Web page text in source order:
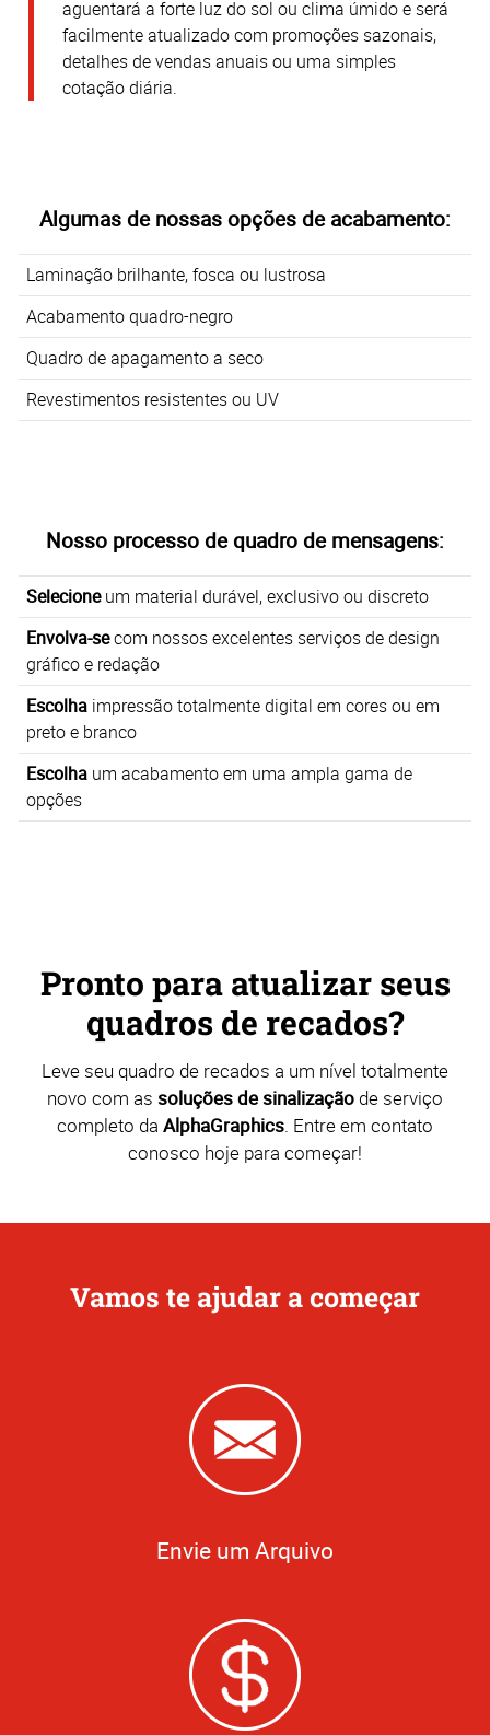
aguentará a forte luz do sol ou clima úmido e será
facilmente atualizado com promoções sazonais,
detalhes de vendas anuais ou uma simples
cotação diária.
Algumas de nossas opções de acabamento:
Laminação brilhante, fosca ou lustrosa
Acabamento quadro-negro
Quadro de apagamento a seco
Revestimentos resistentesou UV
Nosso processo de quadro de mensagens:
Selecioneum material durável, exclusivo ou discreto
Envolva-secom nossos excelentes serviços de design
gráfico e redação
Escolhaimpressão totalmente digital em cores ou em
preto e branco
Escolhaum acabamento em uma ampla gama de
opções
Pronto para atualizar seus
quadros de recados?
Leve seu quadro de recados a um nível totalmente
novo com as soluções de sinalização de serviço
completo da AlphaGraphics. Entre em contato
conosco hoje para começar!
Vamos te ajudar a começar
Envie um Arquivo